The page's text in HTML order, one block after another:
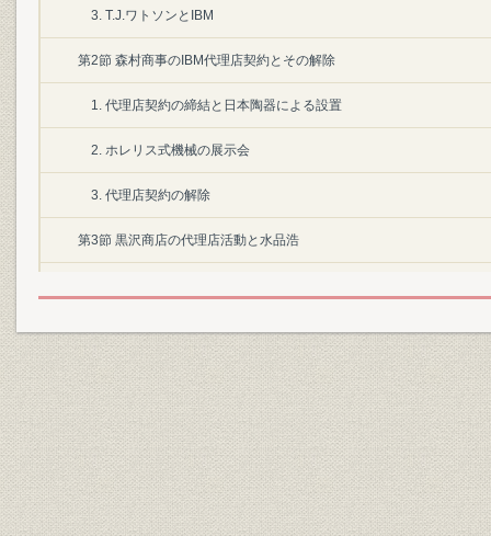
3. T.J.ワトソンとIBM
第2節 森村商事のIBM代理店契約とその解除
1. 代理店契約の締結と日本陶器による設置
2. ホレリス式機械の展示会
3. 代理店契約の解除
第3節 黒沢商店の代理店活動と水品浩
2. 水品浩による営業活動とその困難
3. 初期のカストマーとしての生命保険会社
第1章 日本ワットソン統計会計機械株式会社と創業時代(昭和12年~昭和20
第1節 会社の設立
1. 創立にいたる経緯